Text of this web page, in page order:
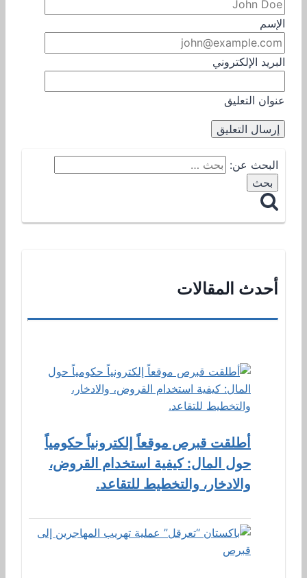
الإسم
البريد الإلكتروني
عنوان التعليق
البحث عن:
أحدث المقالات
أطلقت قبرص موقعاً إلكترونياً حكومياً
حول المال: كيفية استخدام القروض،
والادخار، والتخطيط للتقاعد.